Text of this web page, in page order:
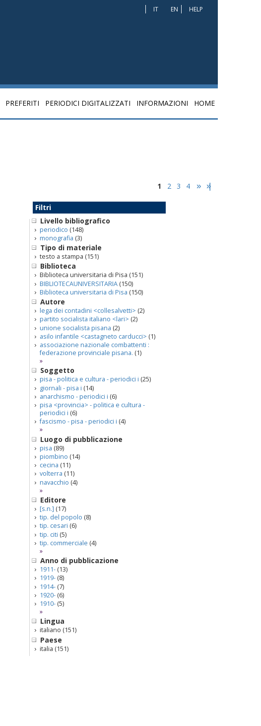
IT EN HELP
PREFERITI PERIODICI DIGITALIZZATI INFORMAZIONI HOME
1
2 3 4 » »|
Filtri
Livello bibliografico
periodico (148)
monografia (3)
Tipo di materiale
testo a stampa (151)
Biblioteca
Biblioteca universitaria di Pisa (151)
BIBLIOTECAUNIVERSITARIA (150)
Biblioteca universitaria di Pisa (150)
Autore
lega dei contadini <collesalvetti> (2)
partito socialista italiano <lari> (2)
unione socialista pisana (2)
asilo infantile <castagneto carducci> (1)
associazione nazionale combattenti :
federazione provinciale pisana. (1)
»
Soggetto
pisa - politica e cultura - periodici i (25)
giornali - pisa i (14)
anarchismo - periodici i (6)
pisa <provincia> - politica e cultura -
periodici i (6)
fascismo - pisa - periodici i (4)
»
Luogo di pubblicazione
pisa (89)
piombino (14)
cecina (11)
volterra (11)
navacchio (4)
»
Editore
[s.n.] (17)
tip. del popolo (8)
tip. cesari (6)
tip. citi (5)
tip. commerciale (4)
»
Anno di pubblicazione
1911- (13)
1919- (8)
1914- (7)
1920- (6)
1910- (5)
»
Lingua
italiano (151)
Paese
italia (151)